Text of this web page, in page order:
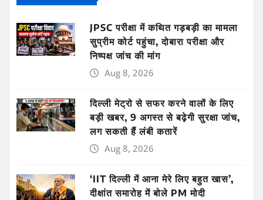
JPSC परीक्षा में कथित गड़बड़ी का मामला
सुप्रीम कोर्ट पहुंचा, दोबारा परीक्षा और
निष्पक्ष जांच की मांग
Aug 8, 2026
दिल्ली मेट्रो से सफर करने वालों के लिए
बड़ी खबर, 9 अगस्त से बढ़ेगी सुरक्षा जांच,
लग सकती हैं लंबी कतारें
Aug 8, 2026
‘IIT दिल्ली में आना मेरे लिए बहुत खास’,
दीक्षांत समारोह में बोले PM मोदी